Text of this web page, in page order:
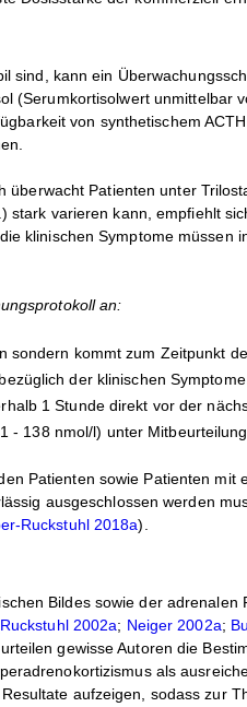
sind, kann ein
(Serumkortisolwert unmittelbar
von synthetischem
Patienten unter
varieren kann, empfiehlt
klinischen Symptome
an:
sondern kommt zum Zeitpunkt
der klinischen Symptome
1 Stunde direkt vor der
138 nmol/l) unter
Patienten sowie Patienten mit
ausgeschlossen werden
Ruckstuhl 2018a).
Bildes sowie der
Ruckstuhl 2002a; Neiger 2002a;
gewisse Autoren die
als
aufzeigen, sodass zur